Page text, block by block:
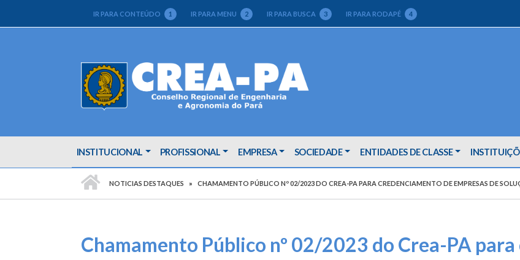
IR PARA CONTEÚDO 1 IR PARA MENU 2 IR PARA BUSCA 3 IR PARA RODAPÉ 4
INSTITUCIONAL PROFISSIONAL EMPRESA SOCIEDADE ENTIDADES DE CLASSE
NOTICIAS DESTAQUES CHAMAMENTO PÚBLICO Nº 02/2023 DO CREA-PA PARA CREDENCIAMENTO DE EMPRESAS DE
Chamamento Público nº 02/2023 do Crea-PA